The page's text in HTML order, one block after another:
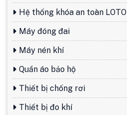
Hệ thống khóa an toàn LOTO
Máy đóng đai
Máy nén khí
Quần áo bảo hộ
Thiết bị chống rơi
Thiết bị đo khí